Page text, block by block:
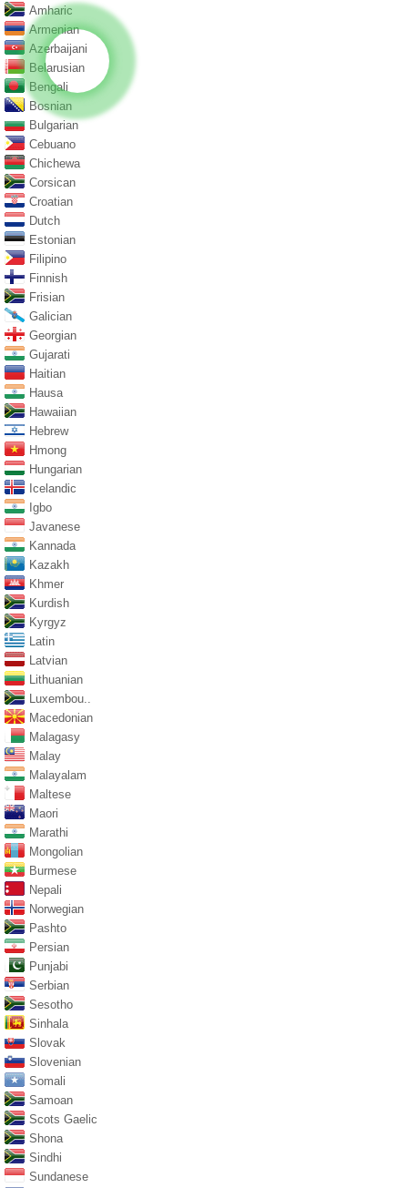
Amharic
Armenian
Azerbaijani
Belarusian
Bengali
Bosnian
Bulgarian
Cebuano
Chichewa
Corsican
Croatian
Dutch
Estonian
Filipino
Finnish
Frisian
Galician
Georgian
Gujarati
Haitian
Hausa
Hawaiian
Hebrew
Hmong
Hungarian
Icelandic
Igbo
Javanese
Kannada
Kazakh
Khmer
Kurdish
Kyrgyz
Latin
Latvian
Lithuanian
Luxembou..
Macedonian
Malagasy
Malay
Malayalam
Maltese
Maori
Marathi
Mongolian
Burmese
Nepali
Norwegian
Pashto
Persian
Punjabi
Serbian
Sesotho
Sinhala
Slovak
Slovenian
Somali
Samoan
Scots Gaelic
Shona
Sindhi
Sundanese